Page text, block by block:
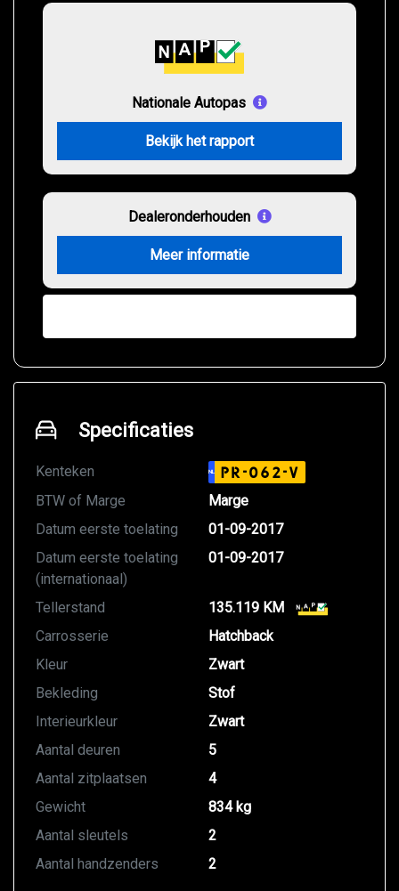
Nationale Autopas
Bekijk het rapport
Dealeronderhouden
Meer informatie
Specificaties
Kenteken NL PR-062-V
BTW of Marge
Marge
Datum eerste toelating
01-09-2017
Datum eerste toelating
(internationaal)
01-09-2017
Tellerstand
135.119 KM
Carrosserie
Hatchback
Kleur
Zwart
Bekleding
Stof
Interieurkleur
Zwart
Aantal deuren
5
Aantal zitplaatsen
4
Gewicht
834 kg
Aantal sleutels
2
Aantal handzenders
2